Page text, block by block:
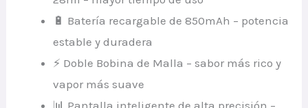
🔋 Batería recargable de 850mAh – potencia
estable y duradera
⚡ Doble Bobina de Malla – sabor más rico y
vapor más suave